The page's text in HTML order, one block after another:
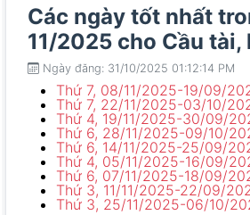
Các ngày tốt nhất
11/2025 cho Cầu tài,
Ngày đăng: 31/10/2025 01:12:14 PM
Thứ 7, 08/11/2025-19/09/
Thứ 7, 22/11/2025-03/10/
Thứ 4, 19/11/2025-30/09/
Thứ 6, 28/11/2025-09/10/
Thứ 6, 14/11/2025-25/09/
Thứ 4, 05/11/2025-16/09/
Thứ 6, 07/11/2025-18/09/
Thứ 3, 11/11/2025-22/09/
Thứ 3, 25/11/2025-06/10/